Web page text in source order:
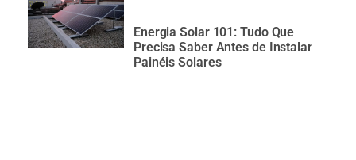
Energia Solar 101: Tudo Que
Precisa Saber Antes de Instalar
Painéis Solares